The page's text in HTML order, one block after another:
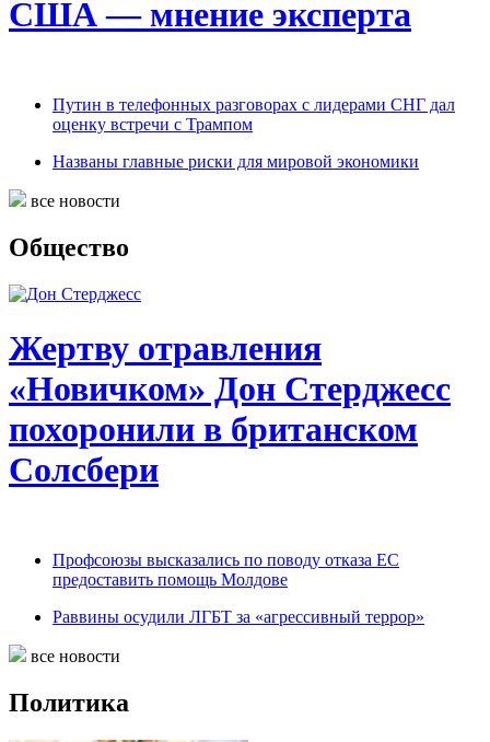
США — мнение эксперта
Путин в телефонных разговорах с лидерами СНГ дал
оценку встречи с Трампом
Названы главные риски для мировой экономики
все новости
Общество
Жертву отравления
«Новичком» Дон Стерджесс
похоронили в британском
Солсбери
Профсоюзы высказались по поводу отказа ЕС
предоставить помощь Молдове
Раввины осудили ЛГБТ за «агрессивный террор»
все новости
Политика